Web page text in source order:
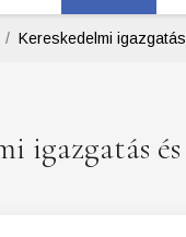
Kereskedelmi
igazgatás